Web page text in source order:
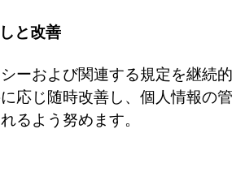
と改善
ーおよび関連する規定を継続的
応じ随時改善し、個人情報の管
るよう努めます。